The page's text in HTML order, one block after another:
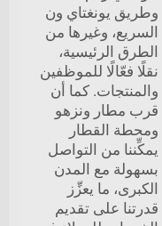
وطريق يونغتاي ون
السريع، وغيرها من
الطرق الرئيسية،
نقلًا فعّالًا للموظفين
والمنتجات. كما أن
قرب مطار ونزهو
ومحطة القطار
يمكِّننا من التواصل
بسهولة مع المدن
الكبرى، ما يعزِّز
قدرتنا على تقديم